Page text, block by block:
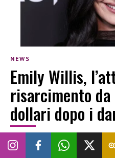
NEWS
Emily Willis,
risarcimento
dollari dopo i
LUCREZIA CIOTTI|29 LUGLIO 2026
ATTRICE MALATTIA